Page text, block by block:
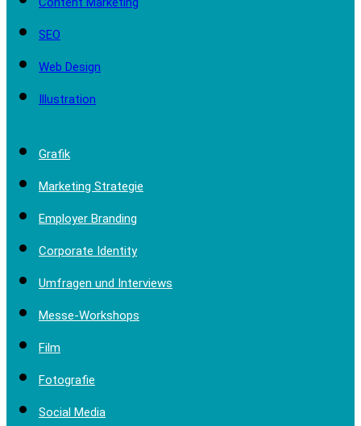
SEO
Web Design
Illustration
Grafik
Marketing Strategie
Employer Branding
Corporate Identity
Umfragen und Interviews
Messe-Workshops
Film
Fotografie
Social Media